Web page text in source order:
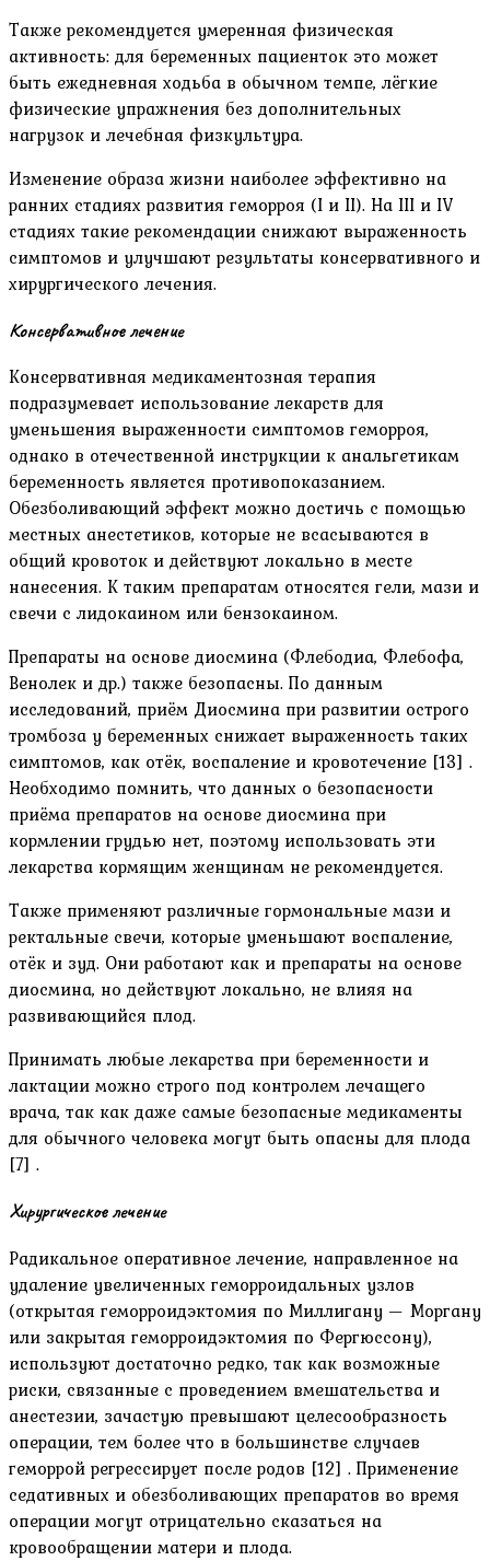
Также рекомендуется умеренная физическая
активность: для беременных пациенток это может
быть ежедневная ходьба в обычном темпе, лёгкие
физические упражнения без дополнительных
нагрузок и лечебная физкультура.
Изменение образа жизни наиболее эффективно на
ранних стадиях развития геморроя (I и II). На III и IV
стадиях такие рекомендации снижают выраженность
симптомов и улучшают результаты консервативного и
хирургического лечения.
Консервативное лечение
Консервативная медикаментозная терапия
подразумевает использование лекарств для
уменьшения выраженности симптомов геморроя,
однако в отечественной инструкции к анальгетикам
беременность является противопоказанием.
Обезболивающий эффект можно достичь с помощью
местных анестетиков, которые не всасываются в
общий кровоток и действуют локально в месте
нанесения. К таким препаратам относятся гели, мази и
свечи с лидокаином или бензокаином.
Препараты на основе диосмина (Флебодиа, Флебофа,
Венолек и др.) также безопасны. По данным
исследований, приём Диосмина при развитии острого
тромбоза у беременных снижает выраженность таких
симптомов, как отёк, воспаление и кровотечение [13] .
Необходимо помнить, что данных о безопасности
приёма препаратов на основе диосмина при
кормлении грудью нет, поэтому использовать эти
лекарства кормящим женщинам не рекомендуется.
Также применяют различные гормональные мази и
ректальные свечи, которые уменьшают воспаление,
отёк и зуд. Они работают как и препараты на основе
диосмина, но действуют локально, не влияя на
развивающийся плод.
Принимать любые лекарства при беременности и
лактации можно строго под контролем лечащего
врача, так как даже самые безопасные медикаменты
для обычного человека могут быть опасны для плода
[7] .
Хирургическое лечение
Радикальное оперативное лечение, направленное на
удаление увеличенных геморроидальных узлов
(открытая геморроидэктомия по Миллигану — Моргану
или закрытая геморроидэктомия по Фергюссону),
используют достаточно редко, так как возможные
риски, связанные с проведением вмешательства и
анестезии, зачастую превышают целесообразность
операции, тем более что в большинстве случаев
геморрой регрессирует после родов [12] . Применение
седативных и обезболивающих препаратов во время
операции могут отрицательно сказаться на
кровообращении матери и плода.